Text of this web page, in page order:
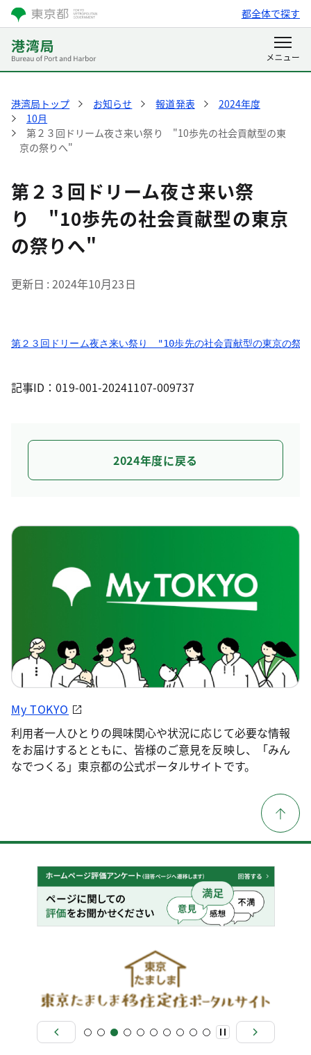
都全体で探す
港湾局トップ お知らせ 報道発表
2024年度
10月
第２３回ドリーム夜さ来い祭り "10歩先の社会貢献型の東
京の祭りへ"
第２３回ドリーム夜さ来い祭
り "10歩先の社会貢献型の東京
の祭りへ"
更新日 2024年10月23日
第２３回ドリーム夜さ来い祭り　"10歩先の社会貢献型の東京の祭
記事ID：019-001-20241107-009737
2024年度に戻る
My TOKYO
利用者一人ひとりの興味関心や状況に応じて必要な情報
をお届けするとともに、皆様のご意見を反映し、「みん
なでつくる」東京都の公式ポータルサイトです。